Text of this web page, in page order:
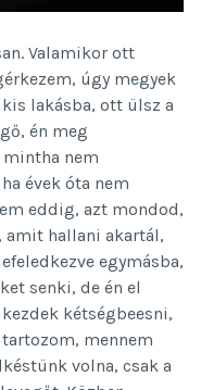
Valamikor ott
úgy megyek
lakásba, ott ülsz a
én meg
mintha nem
évek óta nem
eddig, azt mondod,
amit hallani akartál,
egymásba,
senki, de én el
kétségbeesni,
mennem
volna, csak a